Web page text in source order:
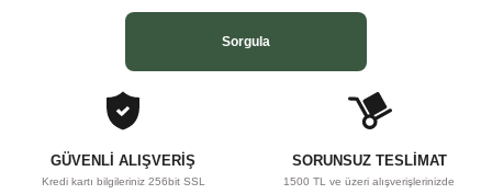
Sorgula
GÜVENLİ ALIŞVERİŞ
Kredi kartı bilgileriniz 256bit SSL
SORUNSUZ TESLİMAT
1500 TL ve üzeri alışverişlerinizde